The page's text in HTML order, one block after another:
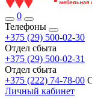
0
Телефоны
+375 (29) 500-02-30
Отдел сбыта
+375 (29) 500-02-31
Отдел сбыта
+375 (222) 74-78-00
Личный кабинет